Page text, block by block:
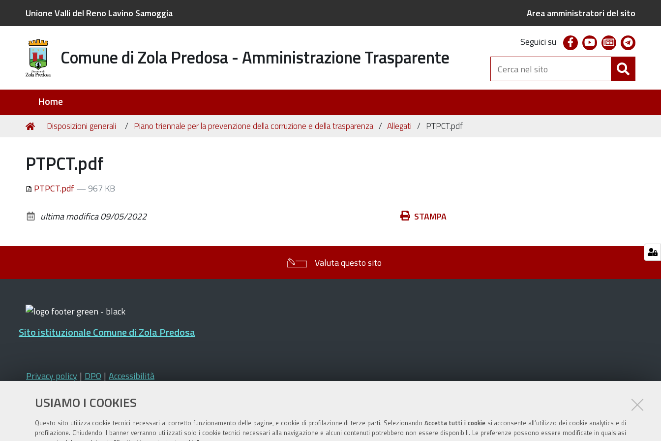
USIAMO I COOKIES
Questo sito utilizza cookie tecnici necessari al corretto funzionamento delle pagine, e cookie di profilazione di terze parti. Selezionando Accetta tutti i cookiesi acconsente all’utilizzo dei cookie analytics e di
profilazione. Chiudendo il banner verranno utilizzati solo i cookie tecnici necessari alla navigazione e alcuni contenuti potrebbero non essere disponibili. Le preferenze possono essere modificate in qualsiasi
Unione Valli del Reno Lavino Samoggia Area amministratori del sito
Comune di Zola Predosa - Amministrazione Trasparente
Seguici su facebookyoutubenewsletter
Cerca
nel
sito
Home
Tu
Home
Disposizioni generali Piano triennale per la prevenzione della corruzione e della trasparenza Allegati PTPCT.pdf
PTPCT.pdf
PTPCT.pdf— 967 KB
Azioni STAMPA
ultima modifica09/05/2022
Valuta questo sito
Sito istituzionale Comune di Zola Predosa
Privacy policy | DPO | Accessibilità